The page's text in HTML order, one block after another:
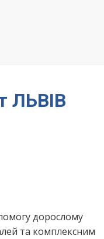
ЛЬВІВ
дорослому
та комплексним